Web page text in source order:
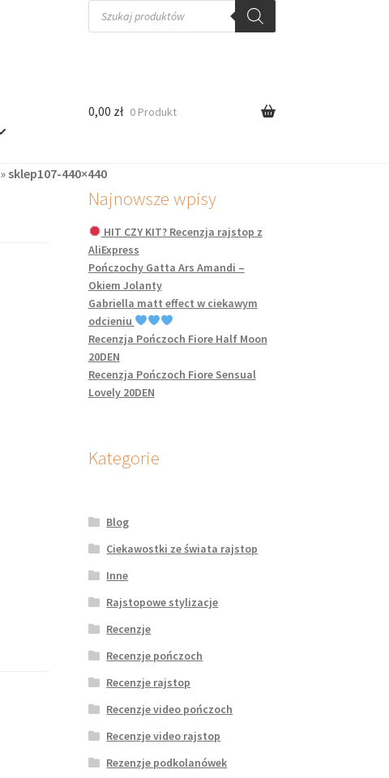
Wyszukiwarka
produktów
0,00 zł 0 Produkt
»sklep107-440×440
Najnowsze wpisy
HIT CZY KIT? Recenzja rajstop z
AliExpress
Pończochy Gatta Ars Amandi –
Okiem Jolanty
Gabriella matt effect w ciekawym
odcieniu
Recenzja Pończoch Fiore Half Moon
20DEN
Recenzja Pończoch Fiore Sensual
Lovely 20DEN
Kategorie
Blog
Ciekawostki ze świata rajstop
Inne
Rajstopowe stylizacje
Recenzje
Recenzje pończoch
Recenzje rajstop
Recenzje video pończoch
Recenzje video rajstop
Rezenzje podkolanówek